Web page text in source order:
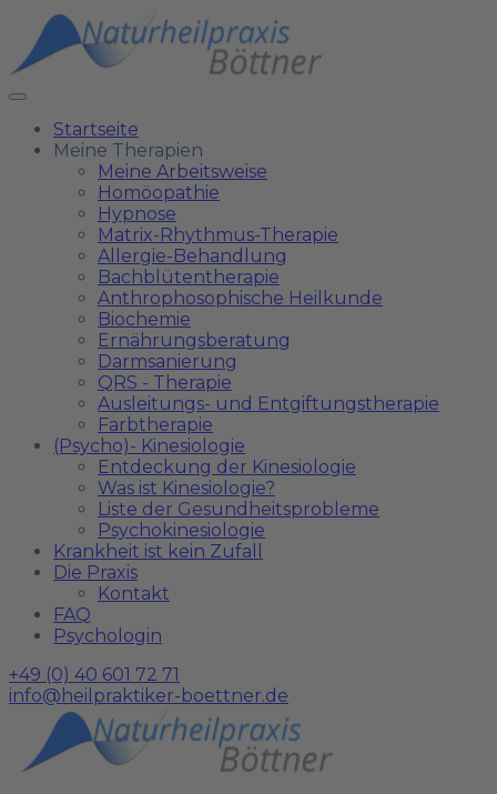
Startseite
Meine Therapien
Meine Arbeitsweise
Homöopathie
Hypnose
Matrix-Rhythmus-Therapie
Allergie-Behandlung
Bachblütentherapie
Anthrophosophische Heilkunde
Biochemie
Ernährungsberatung
Darmsanierung
QRS - Therapie
Ausleitungs- und Entgiftungstherapie
Farbtherapie
(Psycho)- Kinesiologie
Entdeckung der Kinesiologie
Was ist Kinesiologie?
Liste der Gesundheitsprobleme
Psychokinesiologie
Krankheit ist kein Zufall
Die Praxis
Kontakt
FAQ
Psychologin
+49 (0) 40 601 72 71
info@heilpraktiker-boettner.de